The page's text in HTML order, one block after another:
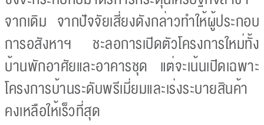
จากเดิม จากปัจจัยเสี่ยงดังกล่าวทำให้ผู้ประกอบ
การอสังหาฯ ชะลอการเปิดตัวโครงการใหม่ทั้ง
บ้านพักอาศัยและอาคารชุด แต่จะเน้นเปิดเฉพาะ
โครงการบ้านระดับพรีเมี่ยมและเร่งระบายสินค้า
คงเหลือให้เร็วที่สุด